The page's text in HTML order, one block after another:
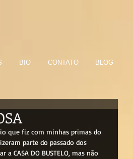
BIO CONTATO BLOG
parte do passado dos
CASA DO BUSTELO, mas não